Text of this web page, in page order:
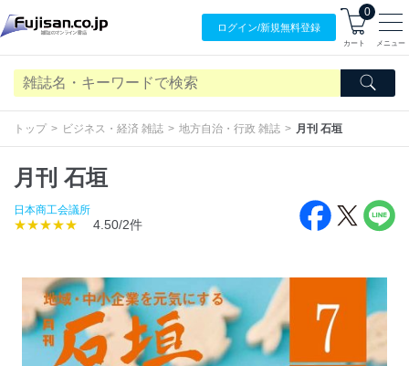
ログイン/新規無料登録
0
カート メニュー
トップ ビジネス・経済 雑誌 地方自治・行政 雑誌 月刊 石垣
月刊 石垣
日本商工会議所
★★★★★ 4.50/2件